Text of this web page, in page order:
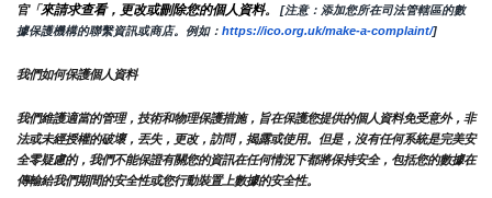
官「來請求查看，更改或刪除您的個人資料。
[注意：添加您所在司法管轄區的數
據保護機構的聯繫資訊或商店。例如： https://ico.org.uk/make-a-complaint/]
我們如何保護個人資料
我們維護適當的管理，技術和物理保護措施，旨在保護您提供的個人資料免受意外，非
法或未經授權的破壞，丟失，更改，訪問，揭露或使用。但是，沒有任何系統是完美安
全零疑慮的，我們不能保證有關您的資訊在任何情況下都將保持安全，包括您的數據在
傳輸給我們期間的安全性或您行動裝置上數據的安全性。